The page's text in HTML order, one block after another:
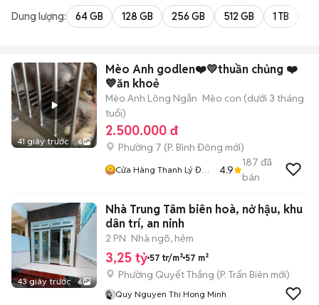
Dung lượng: 64 GB 128 GB 256 GB 512 GB 1 TB
41 giây trước 6
Mèo Anh godlen❤️💛thuần chủng ❤️
💙ăn khoẻ
Mèo Anh Lông Ngắn Mèo con (dưới 3 tháng
tuổi)
2.500.000 đ
Phường 7 (P. Bình Đông mới)
Cửa Hàng Thanh Lý Đồ
4.9
187 đã
bán
43 giây trước 6
Nhà Trung Tâm biên hoà, nở hậu, khu
dân trí, an ninh
2 PN Nhà ngõ, hẻm
3,25 tỷ 57 tr/m² 57 m²
Phường Quyết Thắng (P. Trấn Biên mới)
Quy Nguyen Thi Hong Minh